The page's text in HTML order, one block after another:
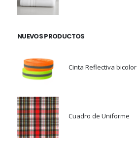
NUEVOS PRODUCTOS
Cinta Reflectiva bicolor
Cuadro de Uniforme